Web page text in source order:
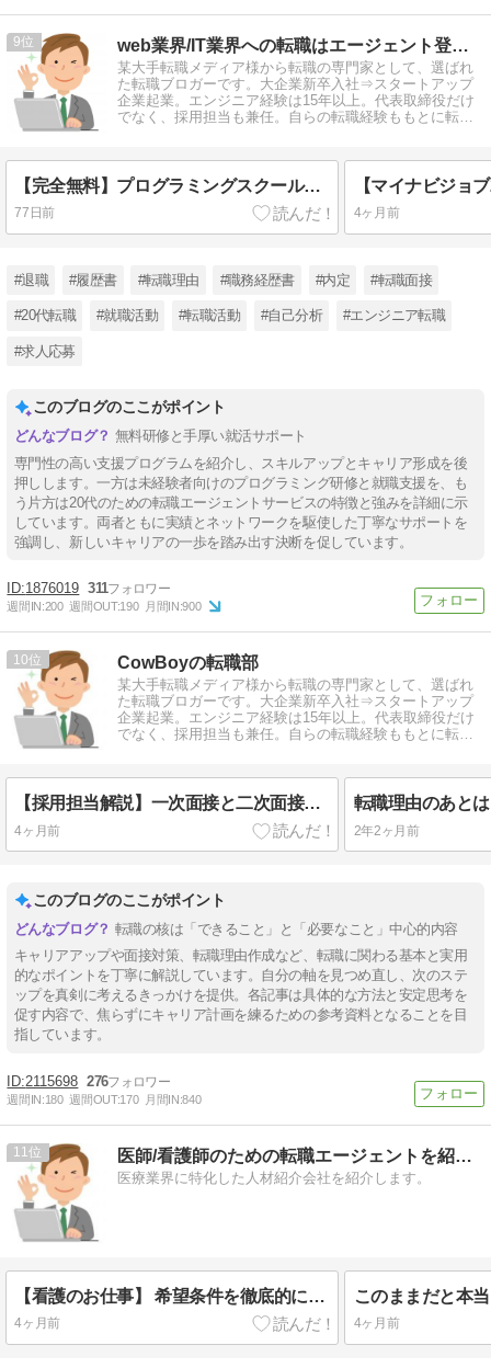
9 web業界/IT業界への転職はエージェント登録を使え！
某大手転職メディア様から転職の専門家として、選ばれ
た転職ブロガーです。大企業新卒入社⇒スタートアップ
企業起業。エンジニア経験は15年以上。代表取締役だけ
でなく、採用担当も兼任。自らの転職経験ももとに転職
【完全無料】プログラミングスクールは就活支援が手厚い
77日前 4ヶ月前
#退職 #履歴書 #転職理由 #職務経歴書 #内定 #転職面接
#20代転職 #就職活動 #転職活動 #自己分析 #エンジニア転職
#求人応募
このブログのここがポイント
無料研修と手厚い就活サポート
専門性の高い支援プログラムを紹介し、スキルアップとキャリア形成を後
押しします。一方は未経験者向けのプログラミング研修と就職支援を、も
う片方は20代のための転職エージェントサービスの特徴と強みを詳細に示
しています。両者ともに実績とネットワークを駆使した丁寧なサポートを
強調し、新しいキャリアの一歩を踏み出す決断を促しています。
1876019 311
週間IN:200 週間OUT:190 月間IN:900
10 CowBoyの転職部
某大手転職メディア様から転職の専門家として、選ばれ
た転職ブロガーです。大企業新卒入社⇒スタートアップ
企業起業。エンジニア経験は15年以上。代表取締役だけ
でなく、採用担当も兼任。自らの転職経験ももとに転職
【採用担当解説】一次面接と二次面接の違いと効果的な対策法
4ヶ月前 2年2ヶ月前
このブログのここがポイント
転職の核は「できること」と「必要なこと」中心的内容
キャリアアップや面接対策、転職理由作成など、転職に関わる基本と実用
的なポイントを丁寧に解説しています。自分の軸を見つめ直し、次のステ
ップを真剣に考えるきっかけを提供。各記事は具体的な方法と安定思考を
促す内容で、焦らずにキャリア計画を練るための参考資料となることを目
指しています。
2115698 276
週間IN:180 週間OUT:170 月間IN:840
11 医師/看護師のための転職エージェントを紹介！
医療業界に特化した人材紹介会社を紹介します。
【看護のお仕事】 希望条件を徹底的に聞いてくれますので、登録をおすすめします！
4ヶ月前 4ヶ月前